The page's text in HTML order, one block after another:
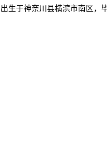
生于神奈川县横滨市南区，